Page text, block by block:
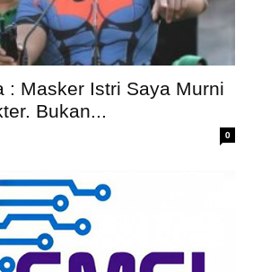
: Masker Istri Saya Murni
Bukan...
0